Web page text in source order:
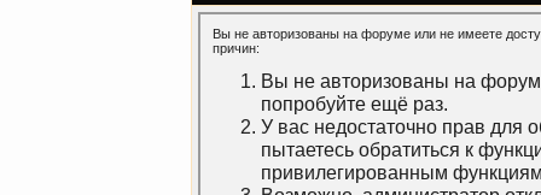
Вы не авторизованы на форуме или не имеете
причин:
Вы не авторизованы на
попробуйте ещё раз.
У вас недостаточно прав для
пытаетесь обратиться к
привилегированным